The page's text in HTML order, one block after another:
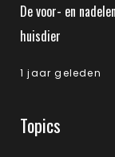
De voor- en
huisdier
1 jaar geleden
Topics